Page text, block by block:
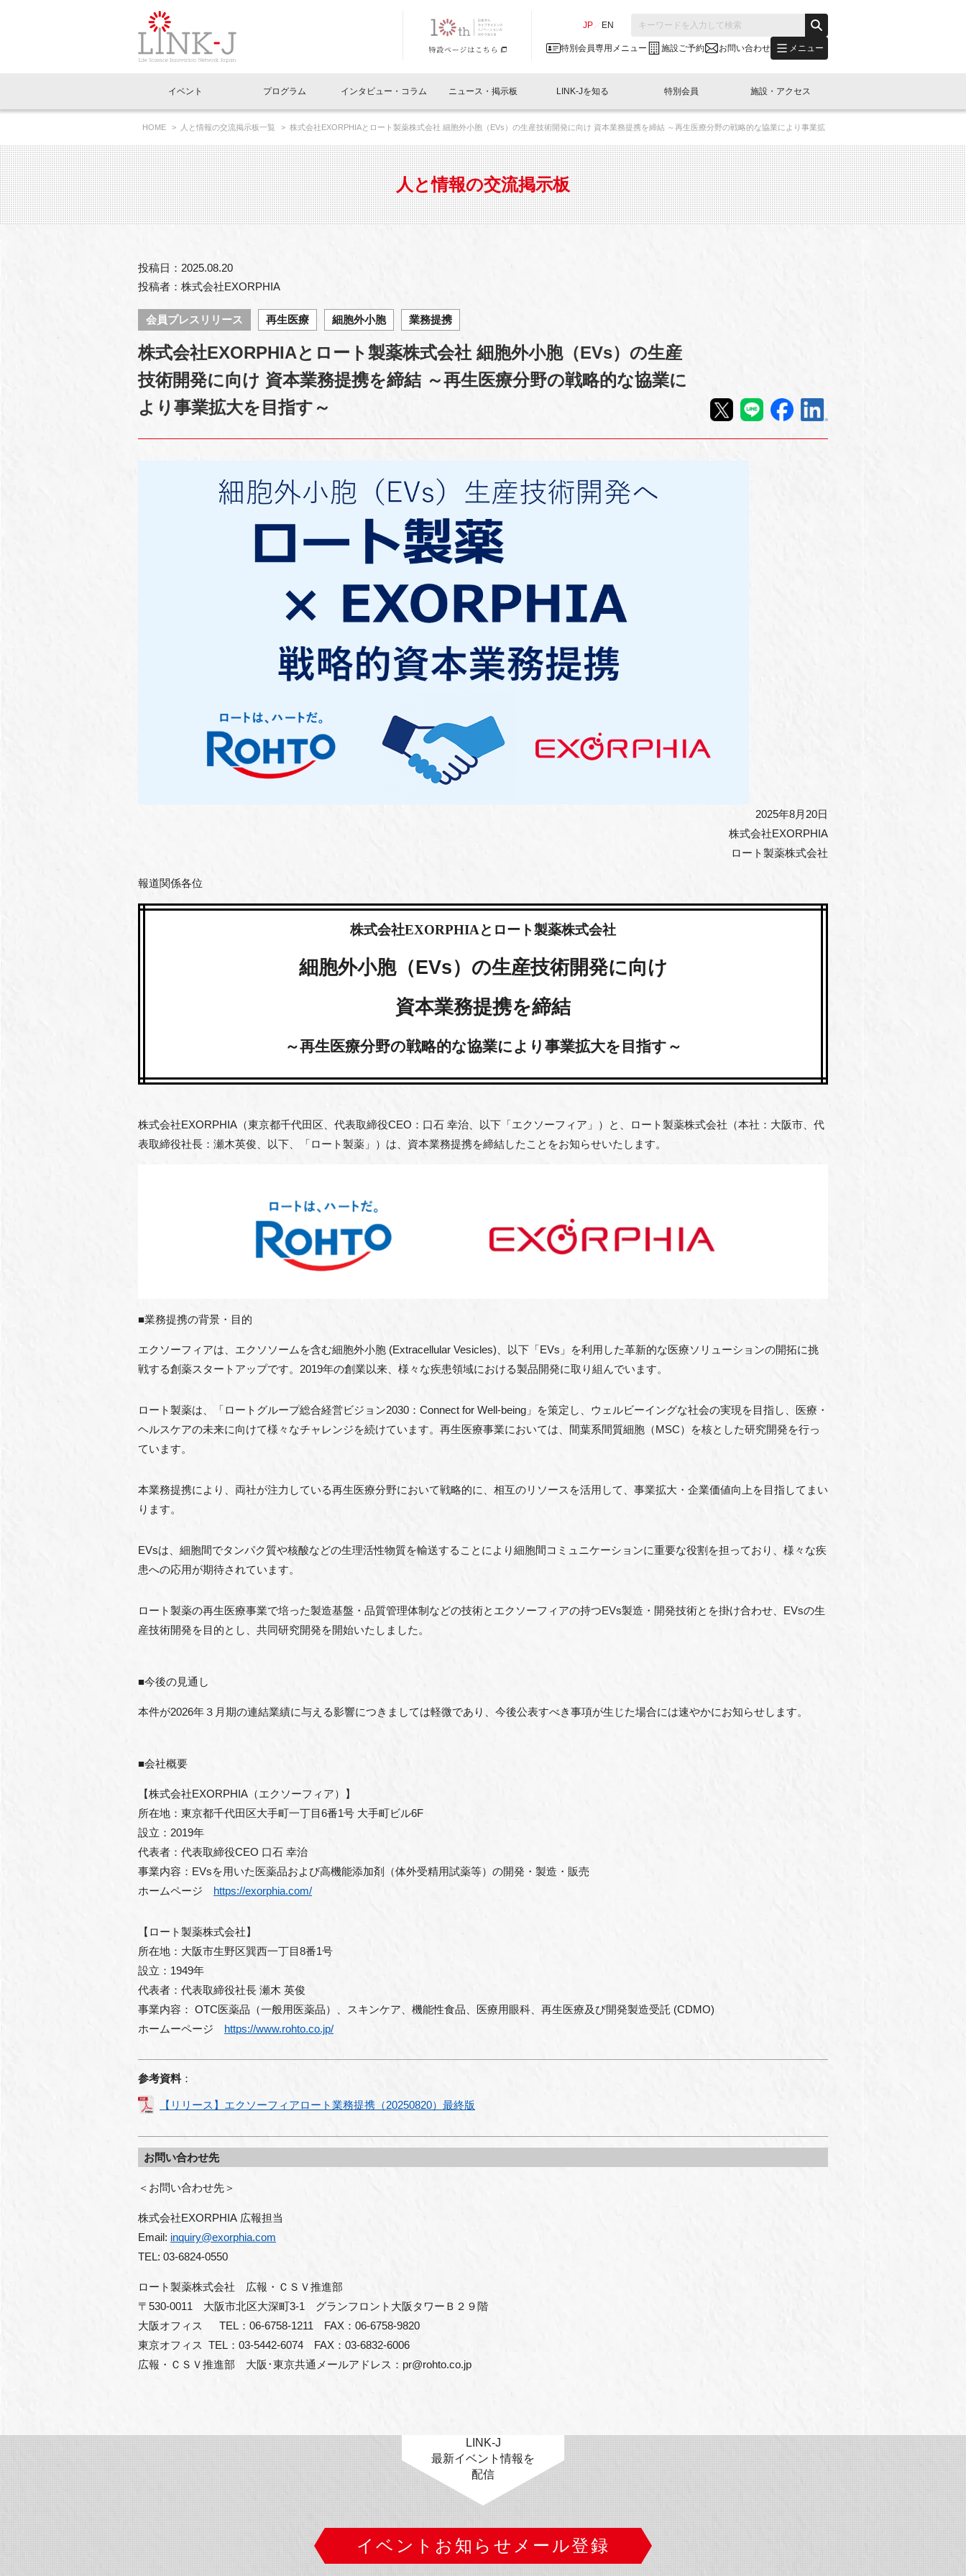
JP EN
特別会員専用メニュー 施設ご予約 お問い合わせ メニュー
イベントお知らせメール登録
閉じる
イベント
イベント一覧
LINK-J主催・共催 特別会員開催
LINK-J協賛・協力 出展・参加
イベントレポート一覧
LINK-J主催・共催 特別会員開催
LINK-J協賛・協力 出展・参加
プログラム
Out of Box相談室 What's "UNIKORN"？ What's "LINK-BioBAY TOKYO"？
インタビュー・コラム
インタビュー・コラム一覧
スペシャルインタビュー ベンチャーインタビュー 会報誌 (News Letter)
連載コラム サポーターコラム 日本橋コラム
ニュース・掲示板
ニュース一覧
トピック プレスリリース
メディア情報 海外関連
協賛・協力
人と情報の交流掲示板一覧
会員プレスリリース ニュース・事業紹介
募集 イベント
LINK-Jを知る
理事長挨拶 Why in Nihonbashi What’s LINK-J WEST
国内外連携 サポーター紹介 事業内容
組織概要 パンフレット GTB日本橋エリアについて
特別会員
特別会員一覧 特別会員について 入会申し込み
専用メニューはこちら
施設・アクセス
ラウンジ・会議室 オフィス・ラボ 施設ご予約
アクセス
HOME 人と情報の交流掲示板一覧
株式会社EXORPHIAとロート製薬株式会社 細胞外小胞（EVs）の生産技術開発に向け 資本業務提携を締結 ～再生医療分野の戦略的な協業により事業拡
人と情報の交流掲示板
投稿日：2025.08.20
投稿者：株式会社EXORPHIA
会員プレスリリース 再生医療 細胞外小胞 業務提携
株式会社EXORPHIAとロート製薬株式会社 細胞外小胞（EVs）の生産
技術開発に向け 資本業務提携を締結 ～再生医療分野の戦略的な協業に
より事業拡大を目指す～
2025年8月20日
株式会社EXORPHIA
ロート製薬株式会社
報道関係各位
株式会社EXORPHIAとロート製薬株式会社
細胞外小胞（EVs）の生産技術開発に向け
資本業務提携を締結
～再生医療分野の戦略的な協業により事業拡大を目指す～
株式会社EXORPHIA（東京都千代田区、代表取締役CEO：口石 幸治、以下「エクソーフィア」）と、ロート製薬株式会社（本社：大阪市、代
表取締役社長：瀬木英俊、以下、「ロート製薬」）は、資本業務提携を締結したことをお知らせいたします。
■業務提携の背景・目的
エクソーフィアは、エクソソームを含む細胞外小胞 (Extracellular Vesicles)、以下「EVs」を利用した革新的な医療ソリューションの開拓に挑
戦する創薬スタートアップです。2019年の創業以来、様々な疾患領域における製品開発に取り組んでいます。
ロート製薬は、「ロートグループ総合経営ビジョン2030：Connect for Well-being」を策定し、ウェルビーイングな社会の実現を目指し、医療・
ヘルスケアの未来に向けて様々なチャレンジを続けています。再生医療事業においては、間葉系間質細胞（MSC）を核とした研究開発を行っ
ています。
本業務提携により、両社が注力している再生医療分野において戦略的に、相互のリソースを活用して、事業拡大・企業価値向上を目指してまい
ります。
EVsは、細胞間でタンパク質や核酸などの生理活性物質を輸送することにより細胞間コミュニケーションに重要な役割を担っており、様々な疾
患への応用が期待されています。
ロート製薬の再生医療事業で培った製造基盤・品質管理体制などの技術とエクソーフィアの持つEVs製造・開発技術とを掛け合わせ、EVsの生
産技術開発を目的とし、共同研究開発を開始いたしました。
■今後の見通し
本件が2026年３月期の連結業績に与える影響につきましては軽微であり、今後公表すべき事項が生じた場合には速やかにお知らせします。
■会社概要
【株式会社EXORPHIA（エクソーフィア）】
所在地：東京都千代田区大手町一丁目6番1号 大手町ビル6F
設立：2019年
代表者：代表取締役CEO 口石 幸治
事業内容：EVsを用いた医薬品および高機能添加剤（体外受精用試薬等）の開発・製造・販売
ホームページ https://exorphia.com/
【ロート製薬株式会社】
所在地：大阪市生野区巽西一丁目8番1号
設立：1949年
代表者：代表取締役社長 瀬木 英俊
事業内容： OTC医薬品（一般用医薬品）、スキンケア、機能性食品、医療用眼科、再生医療及び開発製造受託 (CDMO)
ホームーページ https://www.rohto.co.jp/
参考資料：
【リリース】エクソーフィアロート業務提携（20250820）最終版
お問い合わせ先
＜お問い合わせ先＞
株式会社EXORPHIA 広報担当
Email: inquiry@exorphia.com
TEL: 03-6824-0550
ロート製薬株式会社　広報・ＣＳＶ推進部
〒530-0011　大阪市北区大深町3-1　グランフロント大阪タワーＢ２９階
大阪オフィス  　TEL：06-6758-1211　FAX：06-6758-9820
東京オフィス  TEL：03-5442-6074　FAX：03-6832-6006
広報・ＣＳＶ推進部　大阪･東京共通メールアドレス：pr@rohto.co.jp
LINK-J
最新イベント情報を
配信
イベントお知らせメール登録